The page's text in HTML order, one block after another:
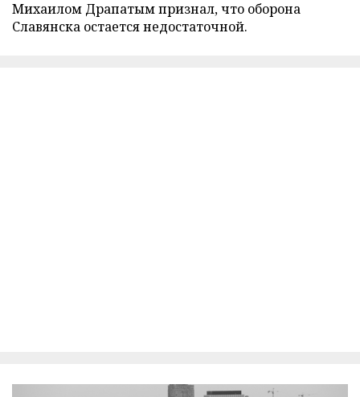
Михаилом Драпатым признал, что оборона
Славянска остается недостаточной.